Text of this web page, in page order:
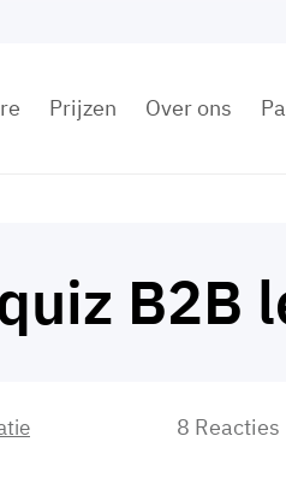
Prijzen Over ons
B2B
8 Reacties